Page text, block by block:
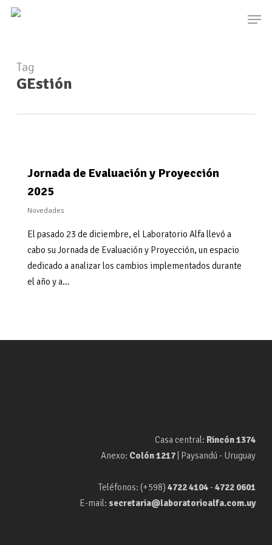
Skip
Tag
GEstión
Jornada de Evaluación y Proyección
2025
Novedades
El pasado 23 de diciembre, el Laboratorio Alfa llevó a
cabo su Jornada de Evaluación y Proyección, un espacio
dedicado a analizar los cambios implementados durante
el año y a…
Casa central: Rincón 1374
Anexo: Colón 1217 | Paysandú - Uruguay
Teléfonos: (+598)4722 4104-4722 0601
E-mail: secretaria@laboratorioalfa.com.uy